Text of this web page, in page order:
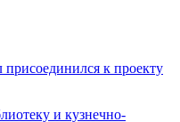
к проекту
и кузнечно-